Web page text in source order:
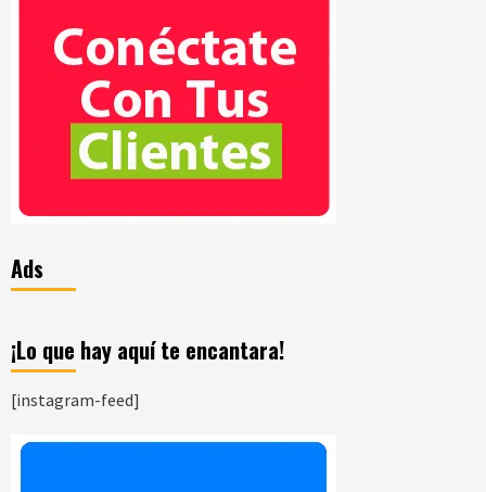
Ads
¡Lo que hay aquí te encantara!
[instagram-feed]